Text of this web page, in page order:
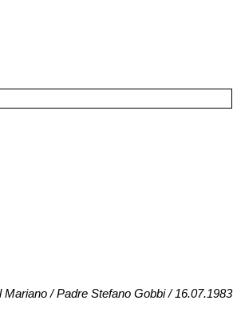
/ Padre Stefano Gobbi / 16.07.1983